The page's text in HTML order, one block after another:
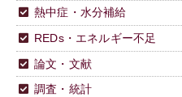
熱中症・水分補給
REDs・エネルギー不足
論文・文献
調査・統計